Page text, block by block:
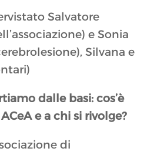
Salvatore
e Sonia
Silvana e
dalle basi: cos’è
e a chi si rivolge?
di